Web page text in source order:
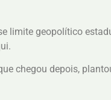
limite geopolítico
chegou depois,